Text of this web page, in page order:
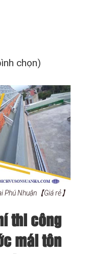
chọn)
Nhuận【Giá rẻ】
thi công
mái tôn